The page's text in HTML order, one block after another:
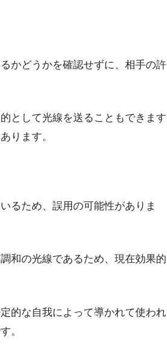
かどうかを確認せずに、相手の許
として光線を送ることもできます
ります。
るため、誤用の可能性がありま
和の光線であるため、現在効果的
的な自我によって導かれて使われ
。